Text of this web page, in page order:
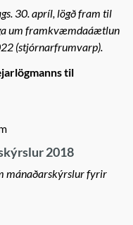
30. apríl, lögð fram til
um framkvæmdaáætlun
(stjórnarfrumvarp).
til
2018
mánaðarskýrslur fyrir